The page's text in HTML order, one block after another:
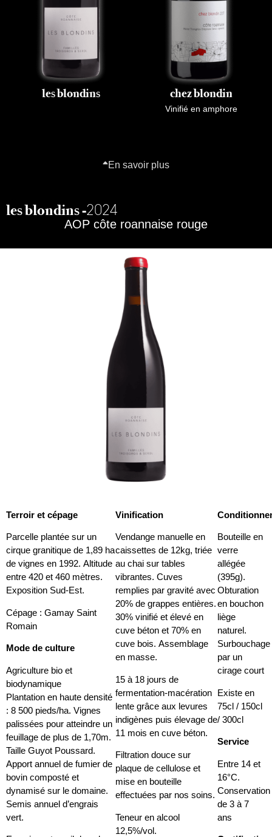
les blondins chez blondin
Vinifié en amphore
En savoir plus
les blondins -2024
AOP côte roannaise rouge
Terroir et cépage
Parcelle plantée sur un
cirque granitique de 1,89 ha
de vignes en 1992. Altitude
entre 420 et 460 mètres.
Exposition Sud-Est.
Cépage : Gamay Saint
Romain
Mode de culture
Agriculture bio et
biodynamique
Plantation en haute densité
: 8 500 pieds/ha. Vignes
palissées pour atteindre un
feuillage de plus de 1,70m.
Taille Guyot Poussard.
Apport annuel de fumier de
bovin composté et
dynamisé sur le domaine.
Semis annuel d’engrais
vert.
Vinification
Vendange manuelle en
caissettes de 12kg, triée
au chai sur tables
vibrantes. Cuves
remplies par gravité avec
20% de grappes entières.
30% vinifié et élevé en
cuve béton et 70% en
cuve bois. Assemblage
en masse.
15 à 18 jours de
fermentation-macération
lente grâce aux levures
indigènes puis élevage de
11 mois en cuve béton.
Filtration douce sur
plaque de cellulose et
mise en bouteille
effectuées par nos soins.
Teneur en alcool
12,5%/vol.
Bouteille en
verre
allégée
(395g).
Obturation
en bouchon
liège
naturel.
Surbouchage
par un
cirage court
Existe en
75cl / 150cl
/ 300cl
Service
Entre 14 et
16°C.
Conservation
de 3 à 7
ans